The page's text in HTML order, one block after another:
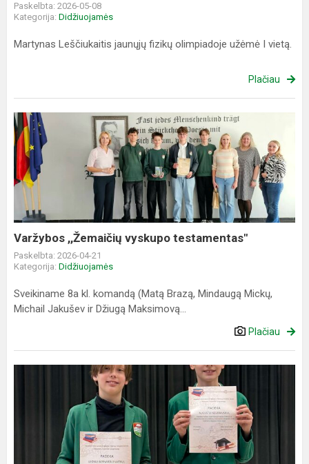
Paskelbta: 2026-05-08
Kategorija: Didžiuojamės
Martynas Leščiukaitis jaunųjų fizikų olimpiadoje užėmė I vietą.
Plačiau
Varžybos
,,Žemaičių
vyskupo
testamentas"
Varžybos ,,Žemaičių vyskupo testamentas"
Paskelbta: 2026-04-21
Kategorija: Didžiuojamės
Sveikiname 8a kl. komandą (Matą Brazą, Mindaugą Mickų,
Michail Jakušev ir Džiugą Maksimovą...
Plačiau